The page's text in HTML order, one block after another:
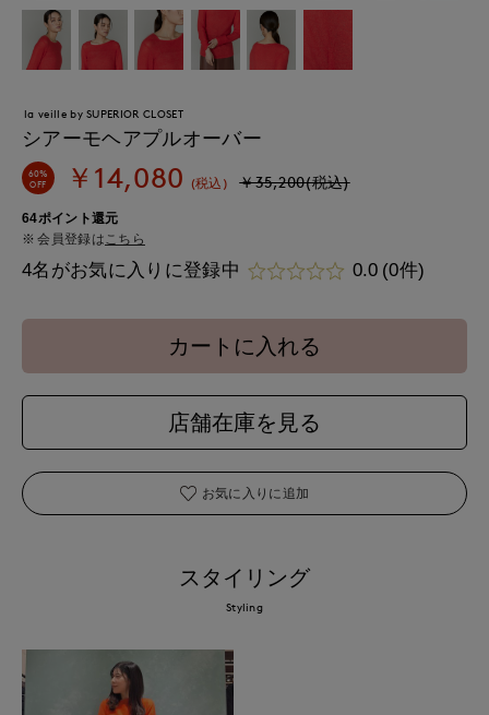
la veille by SUPERIOR CLOSET
シアーモヘアプルオーバー
60%
OFF ￥14,080 (税込) ￥35,200(税込)
64ポイント還元
会員登録は こちら
4名がお気に入りに登録中 0.0 (0件)
カートに入れる
店舗在庫を見る
お気に入りに追加
スタイリング
Styling